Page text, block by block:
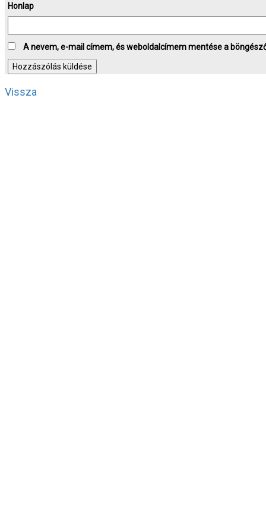
Honlap
A nevem, e-mail címem, és weboldalcímem mentése a
Vissza